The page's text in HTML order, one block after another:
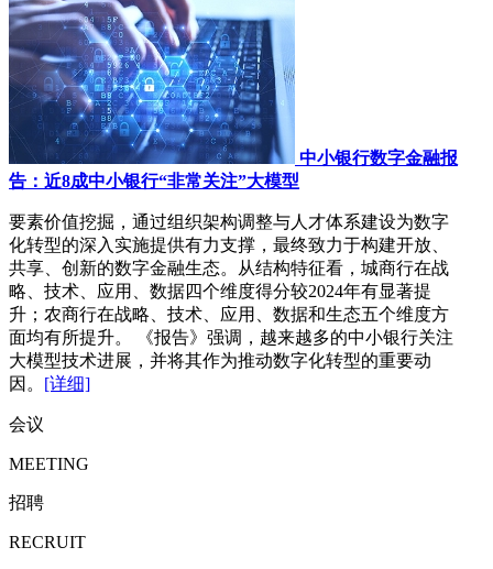
中小银行数字金融报
告：近8成中小银行“非常关注”大模型
要素价值挖掘，通过组织架构调整与人才体系建设为数字
化转型的深入实施提供有力支撑，最终致力于构建开放、
共享、创新的数字金融生态。从结构特征看，城商行在战
略、技术、应用、数据四个维度得分较2024年有显著提
升；农商行在战略、技术、应用、数据和生态五个维度方
面均有所提升。 《报告》强调，越来越多的中小银行关注
大模型技术进展，并将其作为推动数字化转型的重要动
因。 [详细]
会议
MEETING
招聘
RECRUIT